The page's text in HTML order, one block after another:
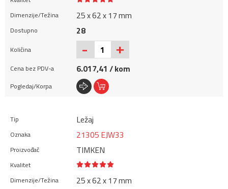
25 x 62 x 17 mm
28
- +
6.017,41 / kom
Ležaj
21305 EJW33
TIMKEN
25 x 62 x 17 mm